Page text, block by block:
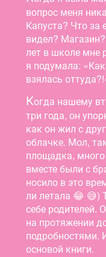
вопрос меня
Капуста? Что за
видел?
лет в школе мне
я подумала:
взялась
Когда нашему
три года, он
как он жил с
облачке. Мол,
площадка, много
вместе были с
носило в это
ли летала 😂 😅)
себе родителей.
на протяжении
подробностями.
основой книги.